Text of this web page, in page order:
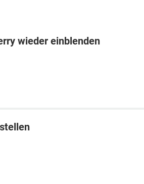
wieder einblenden